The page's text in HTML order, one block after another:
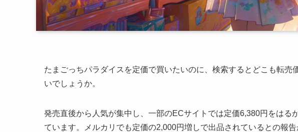
たまごっちパラダイスを定価で買いたいのに、検索するとどこも転
いでしょうか。
発売直後から人気が集中し、一部のECサイトでは定価6,380円をはる
ています。メルカリでも定価の2,000円増しで出品されているとの報